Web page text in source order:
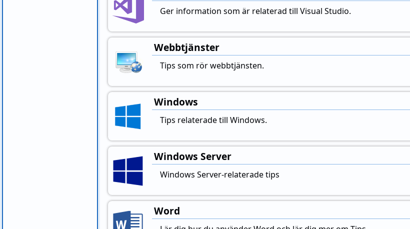
Ger information som är relaterad till Visual Studio.
Webbtjänster
Tips som rör webbtjänsten.
Windows
Tips relaterade till Windows.
Windows Server
Windows Server-relaterade tips
Word